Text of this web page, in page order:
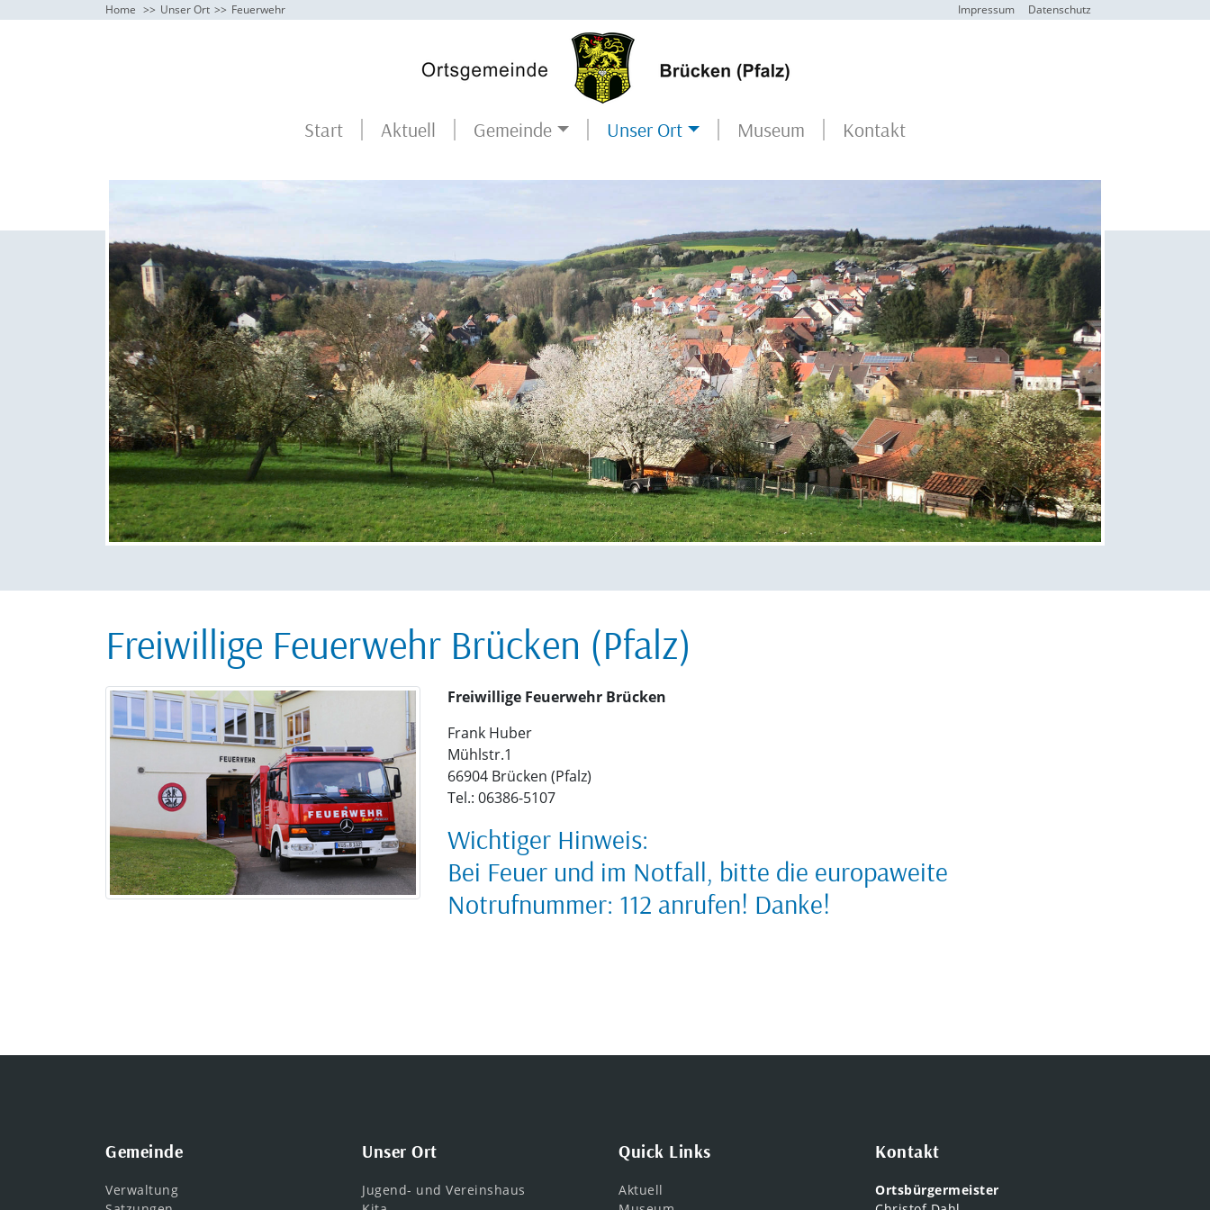
Home Unser Ort Feuerwehr Impressum Datenschutz
Start Aktuell Gemeinde Unser Ort Museum Kontakt
Freiwillige Feuerwehr Brücken (Pfalz)
Freiwillige Feuerwehr Brücken
Frank Huber
Mühlstr.1
66904 Brücken (Pfalz)
Tel.: 06386-5107
Wichtiger Hinweis:
Bei Feuer und im Notfall, bitte die europaweite
Notrufnummer: 112 anrufen! Danke!
Gemeinde
Verwaltung
Unser Ort
Jugend- und Vereinshaus
Quick Links
Aktuell
Kontakt
Ortsbürgermeister